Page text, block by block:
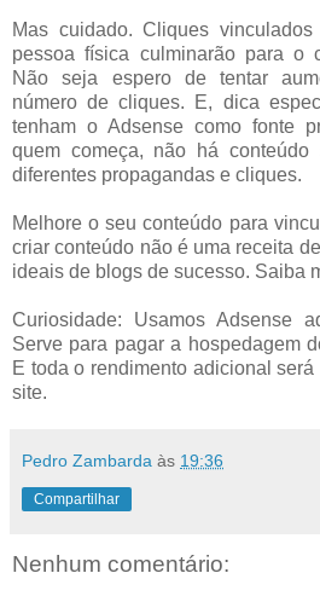
Mas cuidado. Cliques
pessoa física culminarão para o
Não seja espero de tentar
número de cliques. E, dica
tenham o Adsense como fonte
quem começa, não há conteúdo
diferentes propagandas e cliques.
Melhore o seu conteúdo para
criar conteúdo não é uma receita
ideais de blogs de sucesso. Saiba
Curiosidade: Usamos Adsense
Serve para pagar a hospedagem
E toda o rendimento adicional
site.
Pedro Zambarda às 19:36
Compartilhar
Nenhum comentário: